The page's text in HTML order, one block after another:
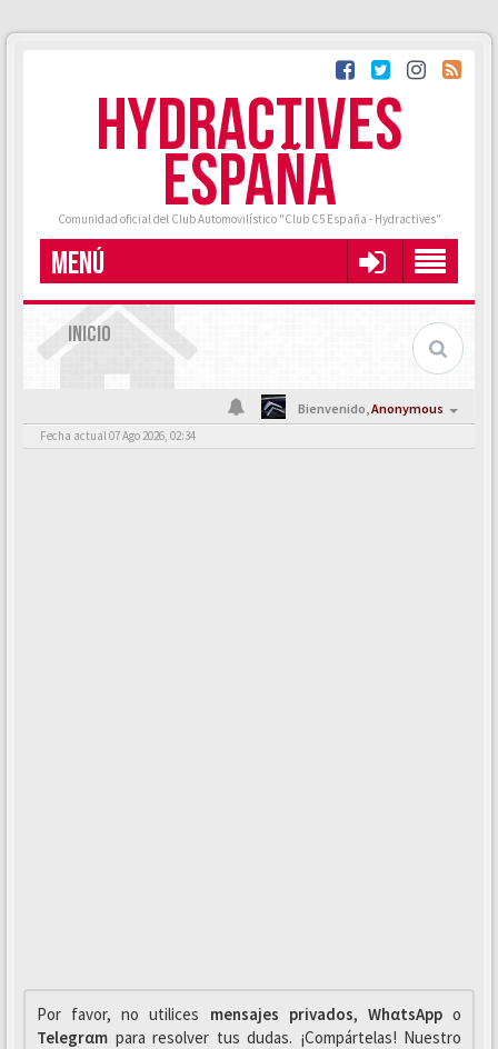
HYDRACTIVES
ESPAÑA
Comunidad oficial del Club Automovilístico "Club C5 España - Hydractives"
MENÚ
INICIO
Bienvenido,Anonymous
Fecha actual 07 Ago 2026, 02:34
Por favor, no utilices mensajes privados, WhαtsAppo
Telegrαm para resolver tus dudas. ¡Compártelas! Nuestro